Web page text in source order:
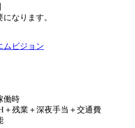
なります。
ムビジョン
働時
＋残業＋深夜手当＋交通費